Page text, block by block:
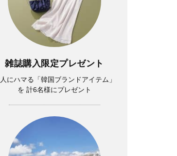
雑誌購入限定プレゼント
にハマる「韓国ブランドアイテム」
を 計6名様にプレゼント